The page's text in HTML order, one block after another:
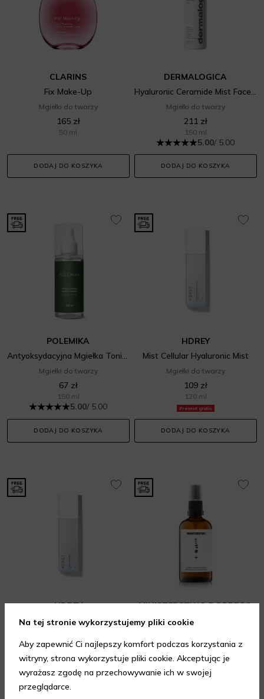
CLARINS
Fix Make-Up
Mgiełki do twarzy
165 zł
50 ml
DODAJ DO KOSZYKA
DERMALOGICA
Hyaluronic Ceramide Mist Face Mist
Mgiełki do twarzy
211 zł
150 ml
5.00/ 5.00
DODAJ DO KOSZYKA
POLEMIKA
Antyoksydacyjna Mgiełka Tonizująca
Mgiełki do twarzy
67 zł
150 ml
5.00/ 5.00
DODAJ DO KOSZYKA
Prezent gratis
HDREY
Mist Cellular Hyaluronic Mist
Mgiełki do twarzy
109 zł
120 ml
DODAJ DO KOSZYKA
Prezent gratis
HDREY
Mist Make-up Fixer
105 zł
120 ml
MINISTERSTWO DOBREGO
Mgiełki do twarzy
39 zł
100 ml
Na tej stronie wykorzystujemy pliki cookie
Aby zapewnić Ci najlepszy komfort podczas korzystania z
witryny, strona wykorzystuje pliki cookie. Akceptując je
wyrażasz zgodę na przechowywanie ich w swojej
przeglądarce.